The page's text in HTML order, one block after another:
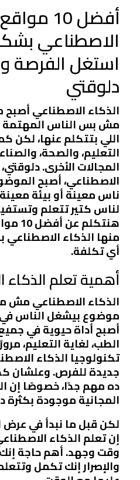
أفضل 10
الاصطناعي
استغل الفرصة
دلوقتي
الذكاء الاصطناعي أصبح
مش بس الناس المهتمة
اللي بتتكلم عنها، لكن
التعليم، والصحة،
المجالات الأخرى.
الاصطناعي، أصبح
ناس معينة أو بيئة
لناس كتير تتعلم
منها الذكاء
أي تكلفة.
أهمية تعلم
الذكاء الاصطناعي مش
موضوع بيشغل الناس في
أصبح أداة حيوية في
الطب، لغاية التعليم،
تكنولوجيا الذكاء
جديدة للفرص. وعلشان
ده مهم جدًا، خصوصًا إن
المجانية موجودة بكثرة
لكن قبل ما نبدأ في عرض
إن تعلم الذكاء
وقت وجهد. أهم حاجة
والإصرار إنك تكمل